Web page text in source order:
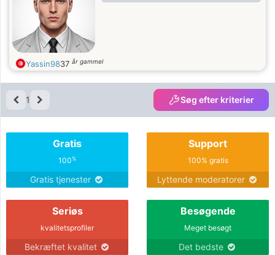
Yassin9837 år gammel
1 Søg efter kriterier
Gratis
100%
Gratis tjenester
Support
100% gratis
Lyttende moderatorer
Seriøs
kvalitetsprofiler
Bekræftet kvalitet
Besøgende
Meget besøgt
Det bedste